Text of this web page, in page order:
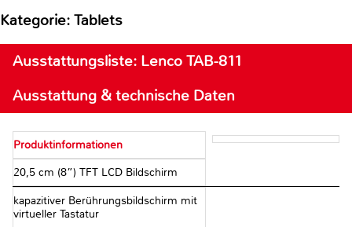
Kategorie: Tablets
Ausstattungsliste: Lenco TAB-811
Ausstattung & technische Daten
Produktinformationen
20,5 cm (8”) TFT LCD Bildschirm
kapazitiver Berührungsbildschirm mit
virtueller Tastatur